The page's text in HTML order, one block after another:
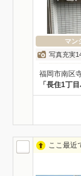
マン
写真充実
福岡市南区
「長住1丁
ここ最近